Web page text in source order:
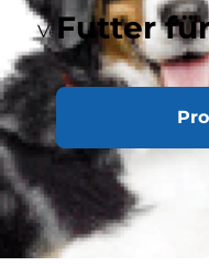
Futter
Verwenden Sie
Hoop und einen
Agility-Kurs für
Poolnudeln und
Hindernissen
springen oder
während ein
natürliche Rutsche